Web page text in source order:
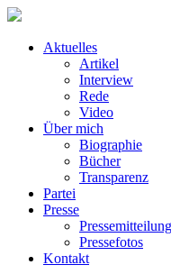
Aktuelles
Artikel
Interview
Rede
Video
Über mich
Biographie
Bücher
Transparenz
Partei
Presse
Pressefotos
Kontakt